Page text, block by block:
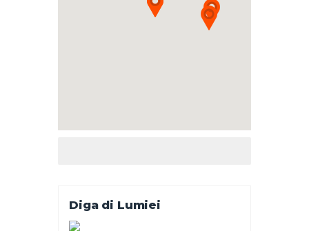
Diga di Lumiei